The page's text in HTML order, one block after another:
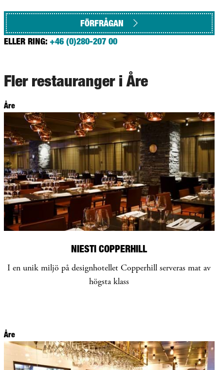
FÖRFRÅGAN
ELLER RING: +46 (0)280-207 00
Fler restauranger i Åre
Åre
NIESTI COPPERHILL
I en unik miljö på designhotellet Copperhill serveras mat av
högsta klass
Åre